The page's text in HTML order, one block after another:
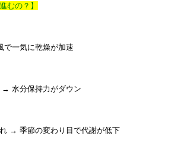
むの？】
一気に乾燥が加速
→ 水分保持力がダウン
→ 季節の変わり目で代謝が低下